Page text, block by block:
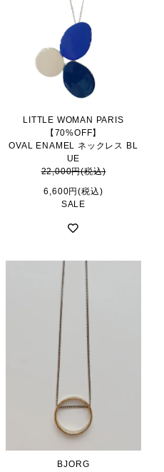
LITTLE WOMAN PARIS
【70%OFF】
OVAL ENAMEL ネックレス BL
UE
22,000円(税込)
6,600円(税込)
SALE
BJORG